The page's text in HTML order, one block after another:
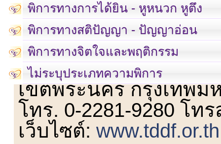
พิการทางการได้ยิน - หูหนวก หูตึง
พิการทางสติปัญญา - ปัญญาอ่อน
พิการทางจิตใจและพฤติกรรม
ไม่ระบุประเภทความพิการ
เลขที่ 23 ชั้น 2 ถนนวิ
เขตพระนคร กรุงเทพม
โทร. 0-2281-9280 โท
เว็บไซต์:www.tddf.or.th